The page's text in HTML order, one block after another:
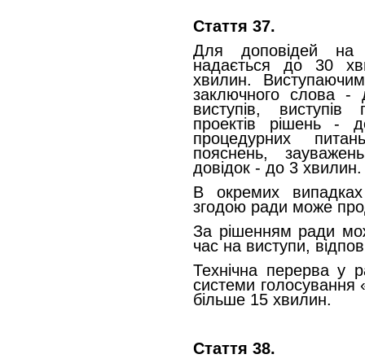
Стаття 37.
Для доповідей на
надається до 30
хвилин.
заключного слова -
виступів, виступів
проектів рішень -
процедурних
пояснень,
довідок - до 3 хвилин.
В окремих
згодою ради може
За рішенням ради
час на виступи,
Технічна перерва у
системи голосування
більше 15 хвилин.
Стаття 38.